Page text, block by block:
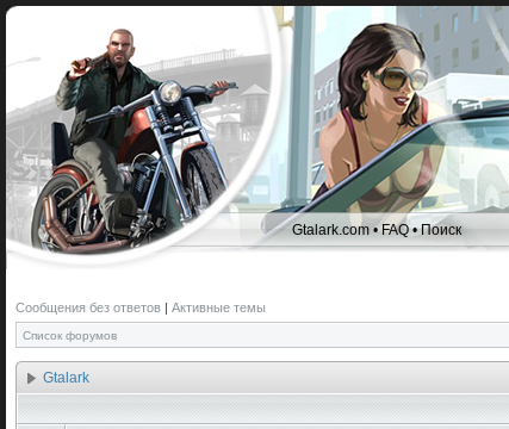
Gtalark.com •FAQ•Поиск
Сообщения без ответов | Активные темы
Список форумов
Gtalark